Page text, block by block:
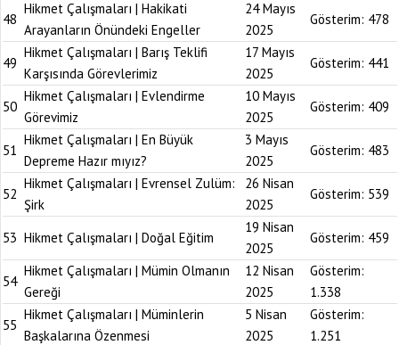
48
Hikmet Çalışmaları | Hakikati
Arayanların Önündeki Engeller
24 Mayıs
2025
Gösterim: 478
49
Hikmet Çalışmaları | Barış Teklifi
Karşısında Görevlerimiz
17 Mayıs
2025
Gösterim: 441
50
Hikmet Çalışmaları | Evlendirme
Görevimiz
10 Mayıs
2025
Gösterim: 409
51
Hikmet Çalışmaları | En Büyük
Depreme Hazır mıyız?
3 Mayıs
2025
Gösterim: 483
52
Hikmet Çalışmaları | Evrensel Zulüm:
Şirk
26 Nisan
2025
Gösterim: 539
53 Hikmet Çalışmaları | Doğal Eğitim
19 Nisan
2025
Gösterim: 459
54
Hikmet Çalışmaları | Mümin Olmanın
Gereği
12 Nisan
2025
Gösterim:
1.338
55
Hikmet Çalışmaları | Müminlerin
Başkalarına Özenmesi
5 Nisan
2025
Gösterim:
1.251